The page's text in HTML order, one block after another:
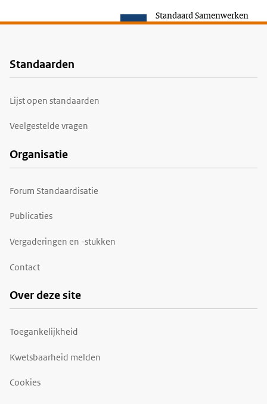
Standaard Samenwerken
Voet
Standaarden
Lijst open standaarden
Veelgestelde vragen
Organisatie
Forum Standaardisatie
Publicaties
Vergaderingen en -stukken
Contact
Over deze site
Toegankelijkheid
Kwetsbaarheid melden
Cookies